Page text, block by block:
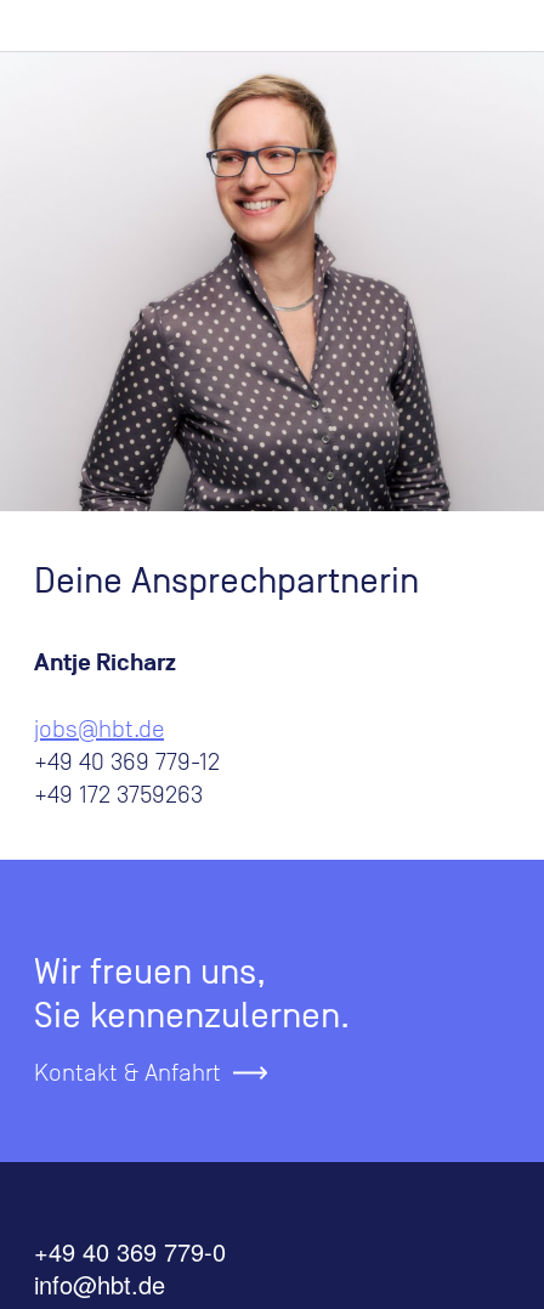
Deine Ansprechpartnerin
Antje Richarz
jobs@hbt.de
+49 40 369 779-12
+49 172 3759263
Wir freuen uns,
Sie kennenzulernen.
Kontakt & Anfahrt
+49 40 369 779-0
info@hbt.de